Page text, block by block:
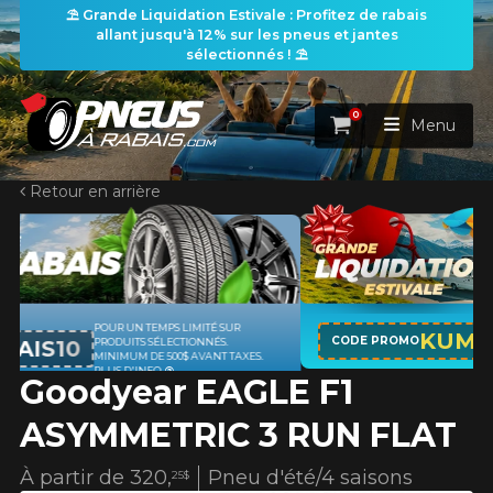
⛱️ Grande Liquidation Estivale : Profitez de rabais
allant jusqu'à 12% sur les pneus et jantes
sélectionnés ! ⛱️
ACCUEIL
PNEUS
RECHERCHE DE PNEUS VOIR TOUT
Rechercher par
Par dimensions Par véhicule
Recherche par dimensions
ROUES
RECHERCHE DE ROUES
ENSEMBLES
RECHERCHE D'ENSEMBLES
PROMOTIONS
Panier
0
Menu
Retour en arrière
Goodyear EAGLE F1
ASYMMETRIC 3 RUN FLAT
Pneu d'été/4 saisons
À partir de 320,25$
CODE PROMOKUMHO12
APPLICABLE SUR TOUT ACHAT DE 4
PNEUS DE MARQUE KUMHO*
PLUS
D'INFO